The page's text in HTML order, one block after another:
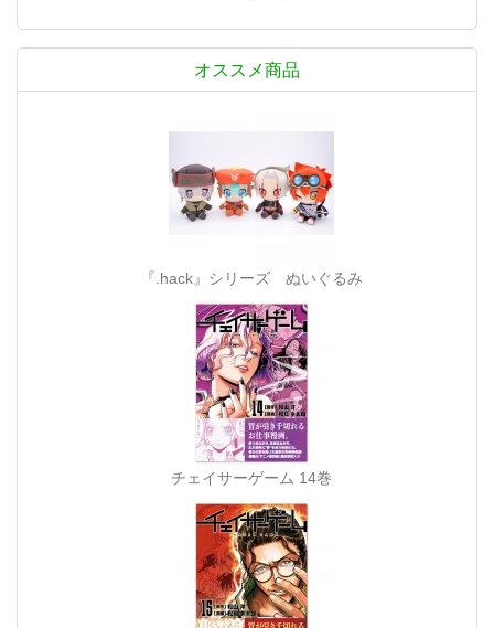
オススメ商品
『.hack』シリーズ ぬいぐるみ
チェイサーゲーム 14巻